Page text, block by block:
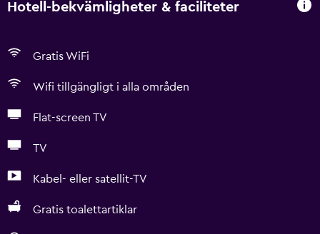
Hotell-bekvämligheter & faciliteter
Gratis WiFi
Wifi tillgängligt i alla områden
Flat-screen TV
TV
Kabel- eller satellit-TV
Gratis toalettartiklar